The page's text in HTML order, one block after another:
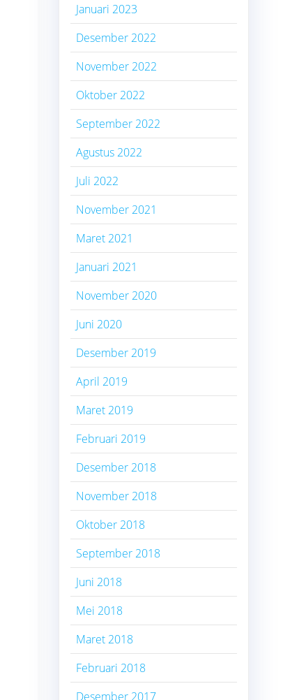
Januari 2023
Desember 2022
November 2022
Oktober 2022
September 2022
Agustus 2022
Juli 2022
November 2021
Maret 2021
Januari 2021
November 2020
Juni 2020
Desember 2019
April 2019
Maret 2019
Februari 2019
Desember 2018
November 2018
Oktober 2018
September 2018
Juni 2018
Mei 2018
Maret 2018
Februari 2018
Desember 2017